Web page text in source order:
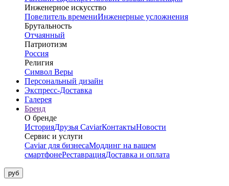
Инженерное искусство
Повелитель времениИнженерные усложнения
Брутальность
Отчаянный
Патриотизм
Россия
Религия
Символ Веры
Персональный дизайн
Экспресс-Доставка
Галерея
Бренд
О бренде
ИсторияДрузья CaviarКонтактыНовости
Сервис и услуги
Caviar для бизнесаМоддинг на вашем
смартфонеРеставрацияДоставка и оплата
руб